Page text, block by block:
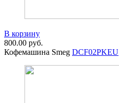
В корзину
800.00 руб.
Кофемашина Smeg DCF02PKEU